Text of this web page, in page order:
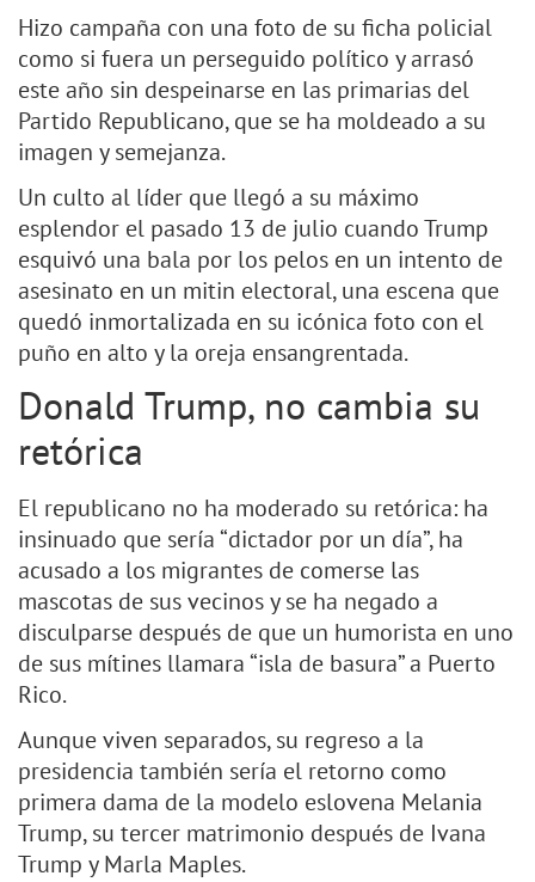
Hizo campaña con una foto de su ficha policial
como si fuera un perseguido político y arrasó
este año sin despeinarse en las primarias del
Partido Republicano, que se ha moldeado a su
imagen y semejanza.
Un culto al líder que llegó a su máximo
esplendor el pasado 13 de julio cuando Trump
esquivó una bala por los pelos en un intento de
asesinato en un mitin electoral, una escena que
quedó inmortalizada en su icónica foto con el
puño en alto y la oreja ensangrentada.
Donald Trump, no cambia su
retórica
El republicano no ha moderado su retórica: ha
insinuado que sería “dictador por un día”, ha
acusado a los migrantes de comerse las
mascotas de sus vecinos y se ha negado a
disculparse después de que un humorista en uno
de sus mítines llamara “isla de basura” a Puerto
Rico.
Aunque viven separados, su regreso a la
presidencia también sería el retorno como
primera dama de la modelo eslovena Melania
Trump, su tercer matrimonio después de Ivana
Trump y Marla Maples.